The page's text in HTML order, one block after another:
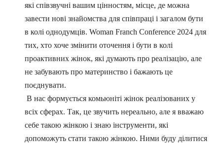
які співзвучні вашим цінностям, місце, де можна
завести нові знайомства для співпраці і загалом бути
в колі однодумців. Woman Franch Conference 2024 для
тих, хто хоче змінити оточення і бути в колі
проактивних жінок, які думають про реалізацію, але
не забувають про материнство і бажають це
поєднувати.
В нас формується комьюніті жінок реалізованих у
всіх сферах. Так, це звучить нереально, але я вважаю
себе такою жінкою і знаю інструменти, які
допоможуть стати такою жінкою. Ними буду ділитися